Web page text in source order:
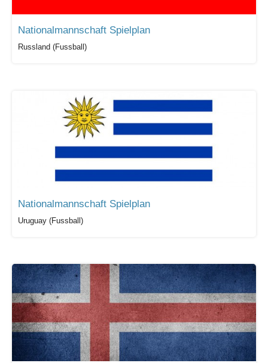
Nationalmannschaft Spielplan
Russland (Fussball)
Nationalmannschaft Spielplan
Uruguay (Fussball)